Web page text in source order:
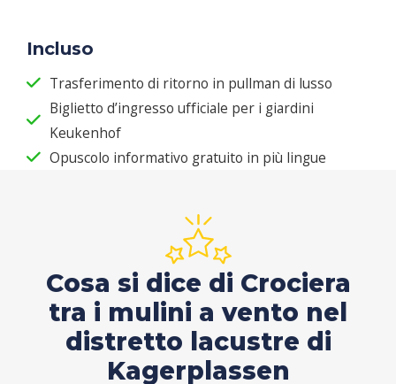
Incluso
Trasferimento di ritorno in pullman di lusso
Biglietto d’ingresso ufficiale per i giardini
Keukenhof
Opuscolo informativo gratuito in più lingue
Cosa si dice di Crociera
tra i mulini a vento nel
distretto lacustre di
Kagerplassen